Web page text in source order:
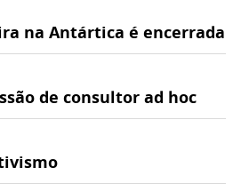
na Antártica é encerrada
de consultor ad hoc